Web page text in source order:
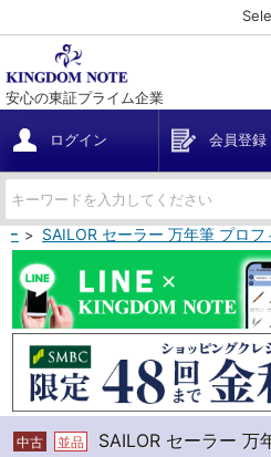
安心の東証プライム企業
ログイン 会員登録
SAILOR セーラー 万年筆 プロ
中古 並品
SAILOR セーラー 万